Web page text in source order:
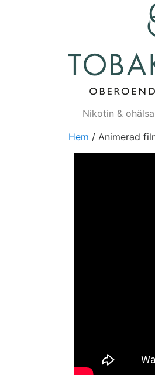
Nikotin & ohälsa
Hem / Animerad